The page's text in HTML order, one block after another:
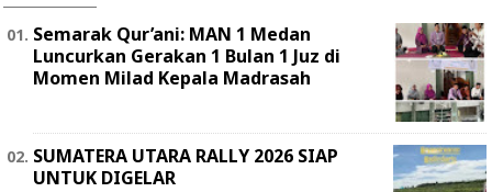
Semarak Qur’ani: MAN 1 Medan
Luncurkan Gerakan 1 Bulan 1 Juz di
Momen Milad Kepala Madrasah
SUMATERA UTARA RALLY 2026 SIAP
UNTUK DIGELAR